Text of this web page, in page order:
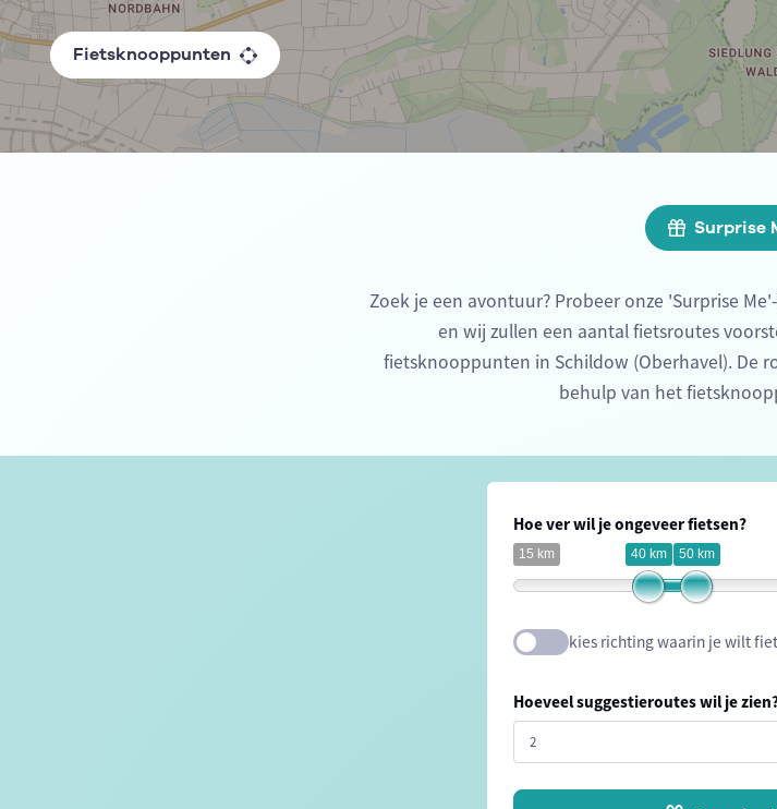
Fietsknooppunten
Surprise
Zoek je een avontuur? Probeer onze 'Surprise
en wij zullen een aantal fietsroutes
fietsknooppunten in Schildow (Oberhavel). De
behulp van het
Hoe ver wil je ongeveer fietsen?
15 km 40 km 50 km
kies richting waarin je wilt
Hoeveel suggestieroutes wil je